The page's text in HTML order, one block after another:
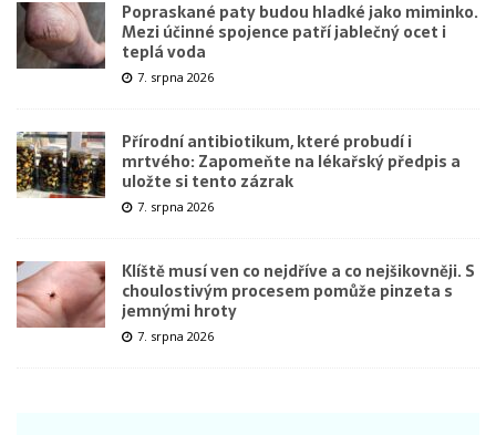
Popraskané paty budou hladké jako miminko.
Mezi účinné spojence patří jablečný ocet i
teplá voda
7. srpna 2026
Přírodní antibiotikum, které probudí i
mrtvého: Zapomeňte na lékařský předpis a
uložte si tento zázrak
7. srpna 2026
Klíště musí ven co nejdříve a co nejšikovněji. S
choulostivým procesem pomůže pinzeta s
jemnými hroty
7. srpna 2026